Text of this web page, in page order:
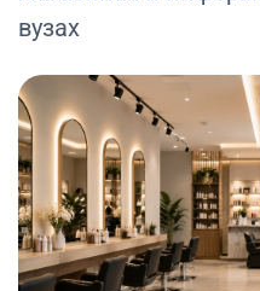
вузах